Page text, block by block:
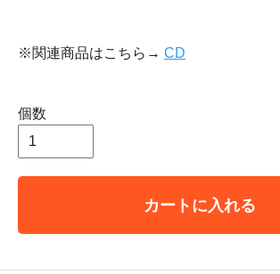
※関連商品はこちら→ CD
個数
カートに入れる